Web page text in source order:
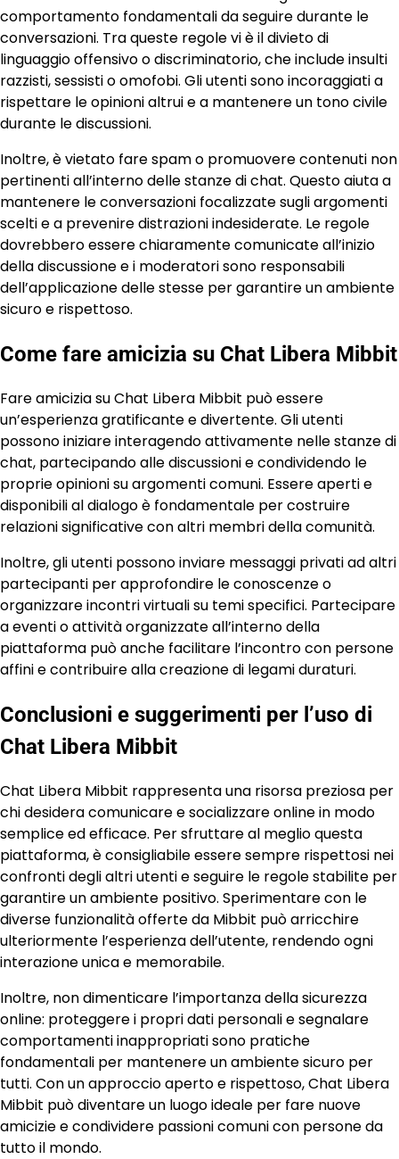
comportamento fondamentali da seguire durante le
conversazioni. Tra queste regole vi è il divieto di
linguaggio offensivo o discriminatorio, che include insulti
razzisti, sessisti o omofobi. Gli utenti sono incoraggiati a
rispettare le opinioni altrui e a mantenere un tono civile
durante le discussioni.
Inoltre, è vietato fare spam o promuovere contenuti non
pertinenti all’interno delle stanze di chat. Questo aiuta a
mantenere le conversazioni focalizzate sugli argomenti
scelti e a prevenire distrazioni indesiderate. Le regole
dovrebbero essere chiaramente comunicate all’inizio
della discussione e i moderatori sono responsabili
dell’applicazione delle stesse per garantire un ambiente
sicuro e rispettoso.
Come fare amicizia su Chat Libera Mibbit
Fare amicizia su Chat Libera Mibbit può essere
un’esperienza gratificante e divertente. Gli utenti
possono iniziare interagendo attivamente nelle stanze di
chat, partecipando alle discussioni e condividendo le
proprie opinioni su argomenti comuni. Essere aperti e
disponibili al dialogo è fondamentale per costruire
relazioni significative con altri membri della comunità.
Inoltre, gli utenti possono inviare messaggi privati ad altri
partecipanti per approfondire le conoscenze o
organizzare incontri virtuali su temi specifici. Partecipare
a eventi o attività organizzate all’interno della
piattaforma può anche facilitare l’incontro con persone
affini e contribuire alla creazione di legami duraturi.
Conclusioni e suggerimenti per l’uso di
Chat Libera Mibbit
Chat Libera Mibbit rappresenta una risorsa preziosa per
chi desidera comunicare e socializzare online in modo
semplice ed efficace. Per sfruttare al meglio questa
piattaforma, è consigliabile essere sempre rispettosi nei
confronti degli altri utenti e seguire le regole stabilite per
garantire un ambiente positivo. Sperimentare con le
diverse funzionalità offerte da Mibbit può arricchire
ulteriormente l’esperienza dell’utente, rendendo ogni
interazione unica e memorabile.
Inoltre, non dimenticare l’importanza della sicurezza
online: proteggere i propri dati personali e segnalare
comportamenti inappropriati sono pratiche
fondamentali per mantenere un ambiente sicuro per
tutti. Con un approccio aperto e rispettoso, Chat Libera
Mibbit può diventare un luogo ideale per fare nuove
amicizie e condividere passioni comuni con persone da
tutto il mondo.